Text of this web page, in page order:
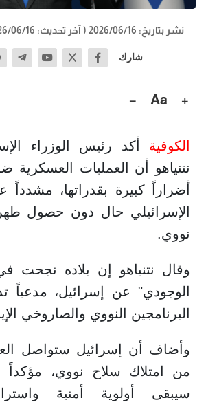
نشر بتاريخ: 2026/06/16 ( آخر تحديث: 2026/06/16 الساعة: 04:54 )
شارك
+
Aa
−
الكوفية أكد رئيس الوزراء
نتنياهو أن العمليات العسكرية
أضراراً كبيرة بقدراتها،
الإسرائيلي حال دون حصول
نووي.
وقال نتنياهو إن بلاده نجحت
الوجودي" عن إسرائيل، مدعياً
البرنامجين النووي والصاروخي
وأضاف أن إسرائيل ستواصل
من امتلاك سلاح نووي،
سيبقى أولوية أمنية